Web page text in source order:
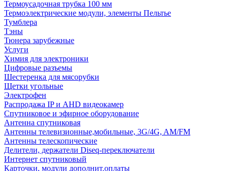
Термоусадочная трубка 100 мм
Термоэлектрические модули, элементы Пельтье
Тумблера
Тэны
Тюнера зарубежные
Услуги
Химия для электроники
Цифровые разъемы
Шестеренка для мясорубки
Щетки угольные
Электрофен
Распродажа IP и AHD видеокамер
Спутниковое и эфирное оборудование
Антенна спутниковая
Антенны телевизионные,мобильные, 3G/4G, AM/FM
Антенны телескопические
Делители, держатели Diseq-переключатели
Интернет спутниковый
Карточки, модули дополнит.оплаты